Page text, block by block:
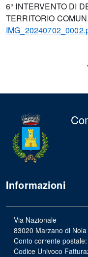
6° INTERVENTO DI
TERRITORIO
Informazioni
Via Nazionale
83020 Marzano di Nola
Conto corrente
Codice Univoco